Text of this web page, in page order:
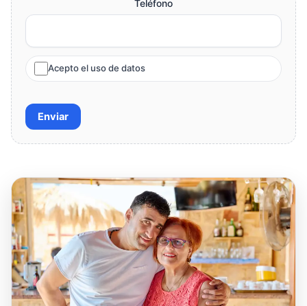
Teléfono
Acepto el uso de datos
Enviar